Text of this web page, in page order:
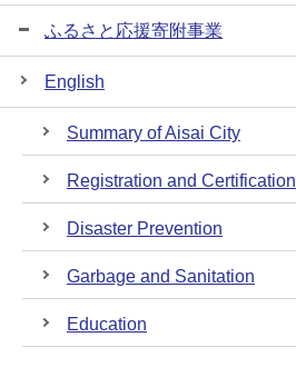
ふるさと応援寄附事業
English
Summary of Aisai City
Registration and Certification
Disaster Prevention
Garbage and Sanitation
Education